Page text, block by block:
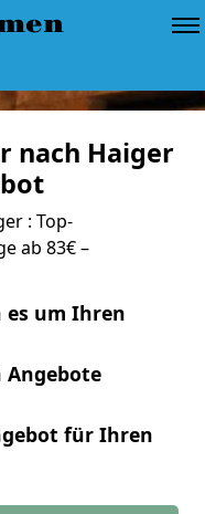
nach Haiger
: Top-
ab 83€ –
um Ihren
Angebote
für Ihren